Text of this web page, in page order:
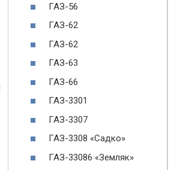
ГАЗ-56
ГАЗ-62
ГАЗ-62
ГАЗ-63
ГАЗ-66
ГАЗ-3301
ГАЗ-3307
ГАЗ-3308 «Садко»
ГАЗ-33086 «Земляк»